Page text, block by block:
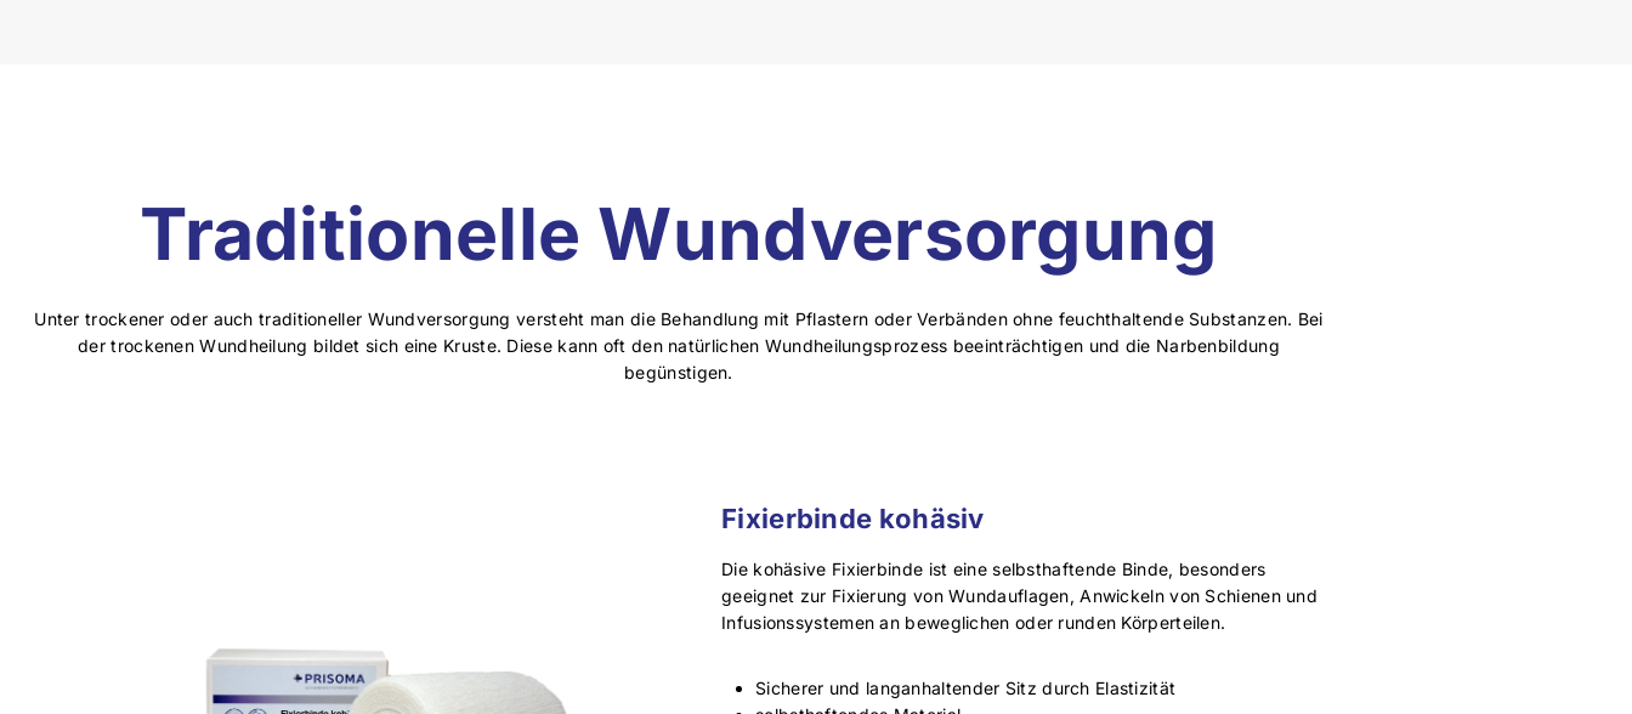
Traditionelle Wundversorgung
Unter trockener oder auch traditioneller Wundversorgung versteht man die Behandlung mit Pflastern oder Verbänden ohne feuchthaltende Substanzen. Bei
der trockenen Wundheilung bildet sich eine Kruste. Diese kann oft den natürlichen Wundheilungsprozess beeinträchtigen und die Narbenbildung
begünstigen.
Fixierbinde kohäsiv
Die kohäsive Fixierbinde ist eine selbsthaftende Binde, besonders
geeignet zur Fixierung von Wundauflagen, Anwickeln von Schienen und
Infusionssystemen an beweglichen oder runden Körperteilen.
Sicherer und langanhaltender Sitz durch Elastizität